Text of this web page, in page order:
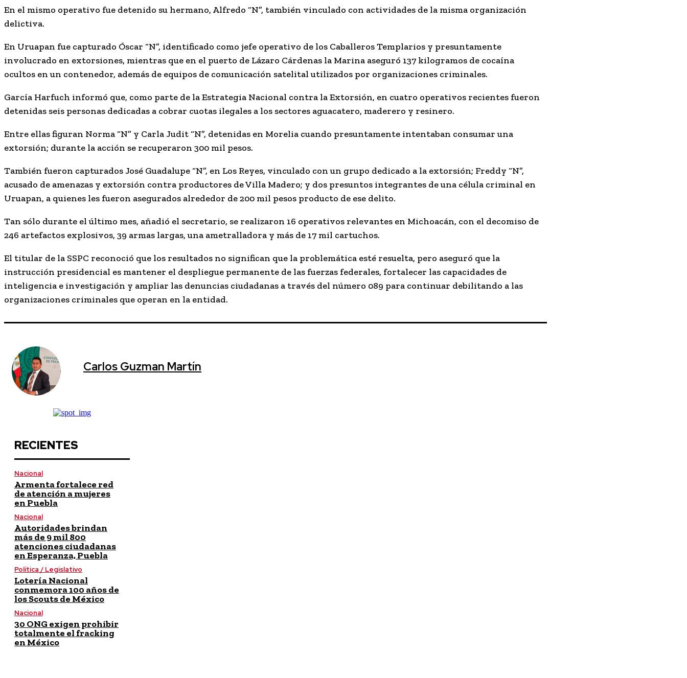
En el mismo operativo fue detenido su hermano, Alfredo “N”, también vinculado con actividades de la misma organización
delictiva.
En Uruapan fue capturado Óscar “N”, identificado como jefe operativo de los Caballeros Templarios y presuntamente
involucrado en extorsiones, mientras que en el puerto de Lázaro Cárdenas la Marina aseguró 137 kilogramos de cocaína
ocultos en un contenedor, además de equipos de comunicación satelital utilizados por organizaciones criminales.
García Harfuch informó que, como parte de la Estrategia Nacional contra la Extorsión, en cuatro operativos recientes fueron
detenidas seis personas dedicadas a cobrar cuotas ilegales a los sectores aguacatero, maderero y resinero.
Entre ellas figuran Norma “N” y Carla Judit “N”, detenidas en Morelia cuando presuntamente intentaban consumar una
extorsión; durante la acción se recuperaron 300 mil pesos.
También fueron capturados José Guadalupe “N”, en Los Reyes, vinculado con un grupo dedicado a la extorsión; Freddy “N”,
acusado de amenazas y extorsión contra productores de Villa Madero; y dos presuntos integrantes de una célula criminal en
Uruapan, a quienes les fueron asegurados alrededor de 200 mil pesos producto de ese delito.
Tan sólo durante el último mes, añadió el secretario, se realizaron 16 operativos relevantes en Michoacán, con el decomiso de
246 artefactos explosivos, 39 armas largas, una ametralladora y más de 17 mil cartuchos.
El titular de la SSPC reconoció que los resultados no significan que la problemática esté resuelta, pero aseguró que la
instrucción presidencial es mantener el despliegue permanente de las fuerzas federales, fortalecer las capacidades de
inteligencia e investigación y ampliar las denuncias ciudadanas a través del número 089 para continuar debilitando a las
organizaciones criminales que operan en la entidad.
Carlos Guzman Martín
RECIENTES
Nacional
Armenta fortalece red
de atención a mujeres
en Puebla
Nacional
Autoridades brindan
más de 9 mil 800
atenciones ciudadanas
en Esperanza, Puebla
Política / Legislativo
Lotería Nacional
conmemora 100 años de
los Scouts de México
Nacional
30 ONG exigen prohibir
totalmente el fracking
en México